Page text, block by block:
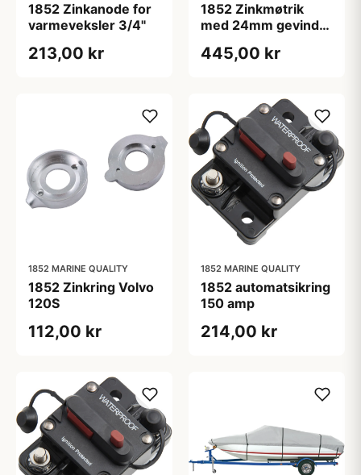
1852 Zinkanode for
varmeveksler 3/4"
213,00 kr
1852 Zinkmøtrik
med 24mm gevind
445,00 kr
1852 MARINE QUALITY
1852 Zinkring Volvo
120S
112,00 kr
1852 MARINE QUALITY
1852 automatsikring
150 amp
214,00 kr